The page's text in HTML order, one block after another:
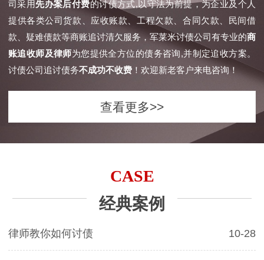
司采用先办案后付费的讨债方式,以守法为前提，为企业及个人
提供各类公司货款、应收账款、工程欠款、合同欠款、民间借
款、疑难债款等商账追讨清欠服务，军莱米讨债公司有专业的商
账追收师及律师为您提供全方位的债务咨询,并制定追收方案。
讨债公司追讨债务不成功不收费 ！欢迎新老客户来电咨询！
查看更多>>
CASE
经典案例
律师教你如何讨债 10-28